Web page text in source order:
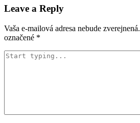
Leave a Reply
Vaša e-mailová adresa nebude zverejnená.
označené *